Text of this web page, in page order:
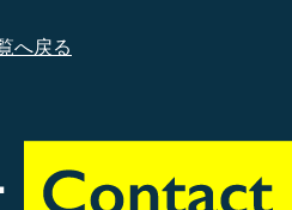
へ戻る